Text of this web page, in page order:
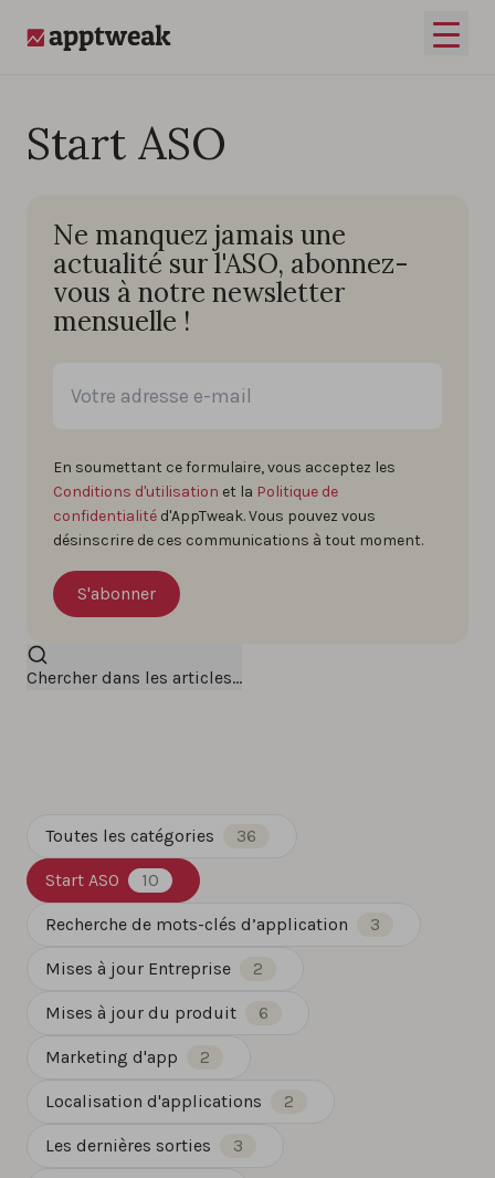
Start ASO
Ne manquez jamais une
actualité sur l'ASO, abonnez-
vous à notre newsletter
mensuelle !
En soumettant ce formulaire, vous acceptez les
Conditions d'utilisation et la Politique de
confidentialité d'AppTweak. Vous pouvez vous
désinscrire de ces communications à tout moment.
Chercher dans les articles...
Toutes les catégories 36
Start ASO 10
Recherche de mots-clés d’application 3
Mises à jour Entreprise 2
Mises à jour du produit 6
Marketing d'app 2
Localisation d'applications 2
Les dernières sorties 3